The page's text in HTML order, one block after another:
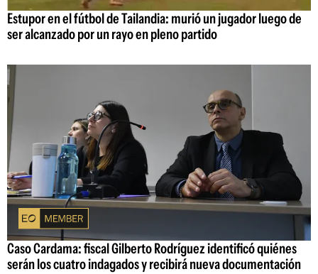
Estupor en el fútbol de Tailandia: murió un jugador luego de
ser alcanzado por un rayo en pleno partido
Caso Cardama: fiscal Gilberto Rodríguez identificó quiénes
serán los cuatro indagados y recibirá nueva documentación